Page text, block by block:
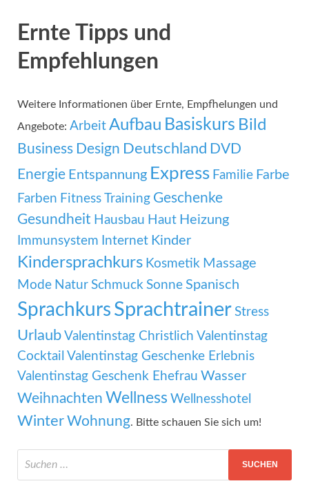
Ernte Tipps und
Empfehlungen
Weitere Informationen über Ernte, Empfhelungen und
Angebote: Arbeit Aufbau Basiskurs Bild
Business Design Deutschland DVD
Energie Entspannung Express Familie Farbe
Farben Fitness Training Geschenke
Gesundheit Hausbau Haut Heizung
Immunsystem Internet Kinder
Kindersprachkurs Kosmetik Massage
Mode Natur Schmuck Sonne Spanisch
Sprachkurs Sprachtrainer Stress
Urlaub Valentinstag Christlich Valentinstag
Cocktail Valentinstag Geschenke Erlebnis
Valentinstag Geschenk Ehefrau Wasser
Weihnachten Wellness Wellnesshotel
WinterWohnung. Bitte schauen Sie sich um!